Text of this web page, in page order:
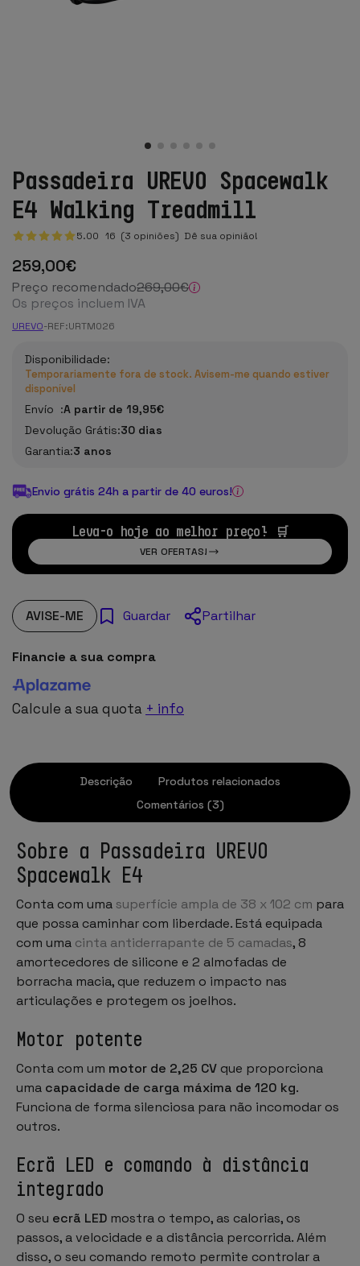
Passadeira UREVO Spacewalk
E4 Walking Treadmill
5.00 16 (3 opiniões) Dê sua opinião!
259,00€
Preço recomendado269,00€
Os preços incluem IVA
UREVO-REF:URTM026
Disponibilidade:
Temporariamente fora de stock. Avisem-me quando estiver
disponível
Envío :A partir de 19,95€
Devolução Grátis:30 dias
Garantia:3 anos
Envio grátis 24h a partir de 40 euros!
Leva-o hoje ao melhor preço! 🛒
VER OFERTAS!
AVISE-ME Guardar Partilhar
Financie a sua compra
Calcule a sua quota + info
Descrição
Produtos relacionados
Comentários (3)
Sobre a Passadeira UREVO
Spacewalk E4
Conta com uma superfície ampla de 38 x 102 cm para
que possa caminhar com liberdade. Está equipada
com uma cinta antiderrapante de 5 camadas, 8
amortecedores de silicone e 2 almofadas de
borracha macia, que reduzem o impacto nas
articulações e protegem os joelhos.
Motor potente
Conta com um motor de 2,25 CV que proporciona
uma capacidade de carga máxima de 120 kg.
Funciona de forma silenciosa para não incomodar os
outros.
Ecrã LED e comando à distância
integrado
O seu ecrã LED mostra o tempo, as calorias, os
passos, a velocidade e a distância percorrida. Além
disso, o seu comando remoto permite controlar a